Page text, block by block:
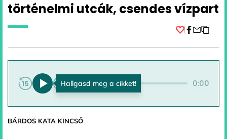
történelmi utcák, csendes vízpart
0:00 0:00
BÁRDOS KATA KINCSŐ